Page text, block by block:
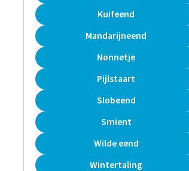
Kuifeend
Mandarijneend
Nonnetje
Pijlstaart
Slobeend
Smient
Wilde eend
Wintertaling